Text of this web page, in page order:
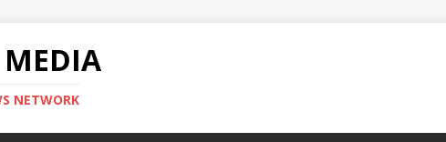
MEDIA
NETWORK